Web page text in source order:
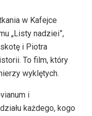
w Kafejce
„Listy nadziei”,
i Piotra
To film, który
wyklętych.
i
każdego, kogo